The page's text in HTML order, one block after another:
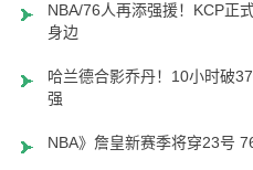
NBA/76人再添强援！KCP正
身边
哈兰德合影乔丹！10小时破
强
NBA》詹皇新赛季将穿23号